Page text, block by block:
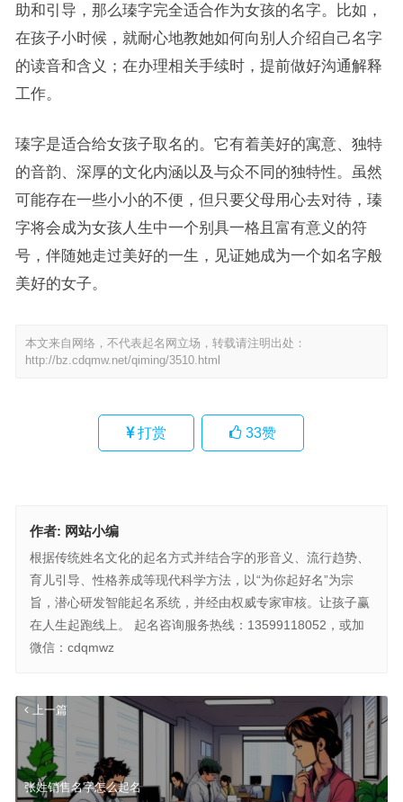
助和引导，那么瑧字完全适合作为女孩的名字。比如，
在孩子小时候，就耐心地教她如何向别人介绍自己名字
的读音和含义；在办理相关手续时，提前做好沟通解释
工作。
瑧字是适合给女孩子取名的。它有着美好的寓意、独特
的音韵、深厚的文化内涵以及与众不同的独特性。虽然
可能存在一些小小的不便，但只要父母用心去对待，瑧
字将会成为女孩人生中一个别具一格且富有意义的符
号，伴随她走过美好的一生，见证她成为一个如名字般
美好的女子。
本文来自网络，不代表起名网立场，转载请注明出处：
http://bz.cdqmw.net/qiming/3510.html
打赏 33赞
作者: 网站小编
根据传统姓名文化的起名方式并结合字的形音义、流行趋势、
育儿引导、性格养成等现代科学方法，以“为你起好名”为宗
旨，潜心研发智能起名系统，并经由权威专家审核。让孩子赢
在人生起跑线上。 起名咨询服务热线：13599118052，或加
微信：cdqmwz
上一篇
张姓销售名字怎么起名